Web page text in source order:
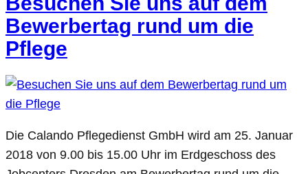
Bewerbertag rund um die
Pflege
Die Calando Pflegedienst GmbH wird am 25. Januar
2018 von 9.00 bis 15.00 Uhr im Erdgeschoss des